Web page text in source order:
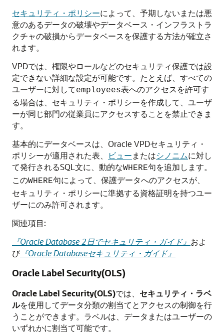
セキュリティ・ポリシーによって、予期しないまたは悪
意のあるデータの破壊やデータベース・インフラストラ
クチャの破損からデータベースを保護する方法が確立さ
れます。
VPDでは、権限やロールなどのセキュリティ保護では設
定できない詳細な設定が可能です。たとえば、すべての
ユーザーに対してemployees表へのアクセスを許可す
る場合は、セキュリティ・ポリシーを作成して、ユーザ
ーが同じ部門の従業員にアクセスすることを禁止できま
す。
基本的にデータベースは、Oracle VPDセキュリティ・
ポリシーが適用された表、
ビューまたはシノニムに対し
て発行されるSQL文に、動的なWHERE句を追加します。
このWHERE句によって、保護データへのアクセスが、
セキュリティ・ポリシーに準拠する資格証明を持つユー
ザーにのみ許可されます。
関連項目:
『Oracle Database 2日でセキュリティ・ガイド』 およ
び『Oracle Databaseセキュリティ・ガイド』
Oracle Label Security(OLS)
Oracle Label Security(OLS)では、 セキュリティ・ラベ
ルを使用してデータ分類の割当てとアクセスの制御を行
うことができます。ラベルは、データまたはユーザーの
いずれかに割当て可能です。